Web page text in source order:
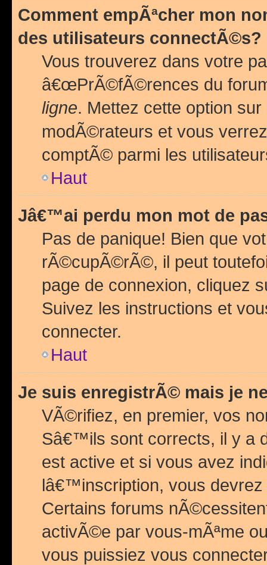
Comment empÃªcher mon
des utilisateurs connectÃ©s?
Vous trouverez dans votre
â€œPrÃ©fÃ©rences du
ligne. Mettez cette option sur
modÃ©rateurs et vous
comptÃ© parmi les
Haut
Jâ€™ai perdu mon mot de
Pas de panique! Bien que
rÃ©cupÃ©rÃ©, il peut
page de connexion, cliquez
Suivez les instructions et
connecter.
Haut
Je suis enregistrÃ© mais je
VÃ©rifiez, en premier, vos
Sâ€™ils sont corrects, il y a
est active et si vous avez
lâ€™inscription, vous
Certains forums
activÃ©e par vous-mÃªme
vous puissiez vous